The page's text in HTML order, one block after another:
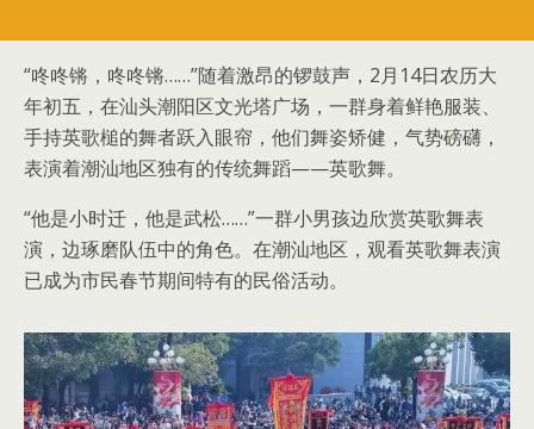
“咚咚锵，咚咚锵……”随着激昂的锣鼓声，2月14日农历大
年初五，在汕头潮阳区文光塔广场，一群身着鲜艳服装、
手持英歌槌的舞者跃入眼帘，他们舞姿矫健，气势磅礴，
表演着潮汕地区独有的传统舞蹈——英歌舞。
“他是小时迁，他是武松……”一群小男孩边欣赏英歌舞表
演，边琢磨队伍中的角色。在潮汕地区，观看英歌舞表演
已成为市民春节期间特有的民俗活动。